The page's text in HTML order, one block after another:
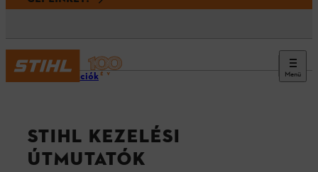
Menü
Információk
STIHL KEZELÉSI
ÚTMUTATÓK